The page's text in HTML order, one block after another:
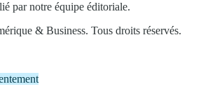
par notre équipe éditoriale.
& Business. Tous droits réservés.